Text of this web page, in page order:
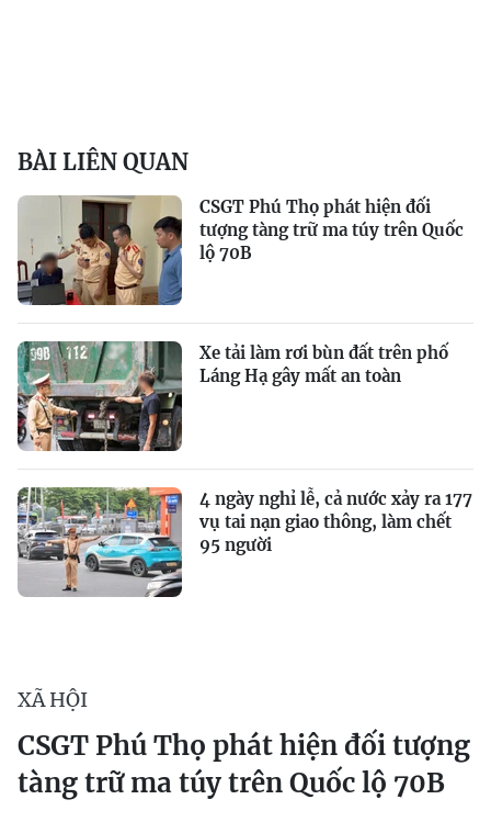
BÀI LIÊN QUAN
CSGT Phú Thọ phát hiện đối
tượng tàng trữ ma túy trên Quốc
lộ 70B
Xe tải làm rơi bùn đất trên phố
Láng Hạ gây mất an toàn
4 ngày nghỉ lễ, cả nước xảy ra 177
vụ tai nạn giao thông, làm chết
95 người
XÃ HỘI
CSGT Phú Thọ phát hiện đối tượng
tàng trữ ma túy trên Quốc lộ 70B